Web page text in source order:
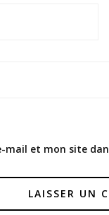
mail et mon site